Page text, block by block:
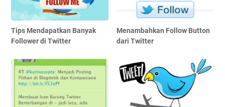
Tips Mendapatkan Banyak
Follower di Twitter
Menambahkan Follow Button
dari Twitter